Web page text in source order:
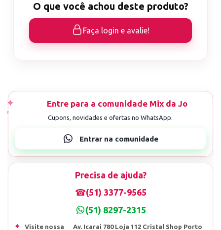
O que você achou deste produto?
Faça login e avalie!
Precisa de ajuda?
☎(51) 3377-9565
(51) 8297-2315
⌖
Visite nossa
Av. Icarai 780 Loja 112 Cristal Shop Porto